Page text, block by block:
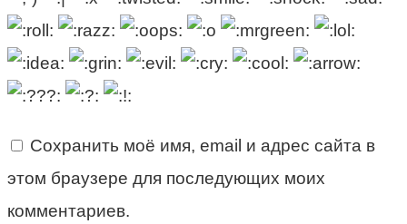
Сохранить моё имя, email и адрес сайта в
этом браузере для последующих моих
комментариев.